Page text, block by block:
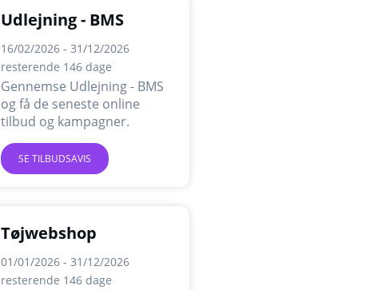
Udlejning - BMS
16/02/2026 - 31/12/2026
resterende 146 dage
Gennemse Udlejning - BMS
og få de seneste online
tilbud og kampagner.
SE TILBUDSAVIS
Tøjwebshop
01/01/2026 - 31/12/2026
resterende 146 dage